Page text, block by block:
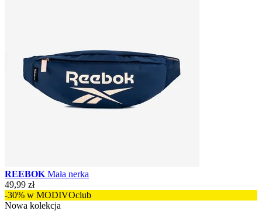
REEBOK Mała nerka
49,99 zł
-30% w MODIVOclub
Nowa kolekcja